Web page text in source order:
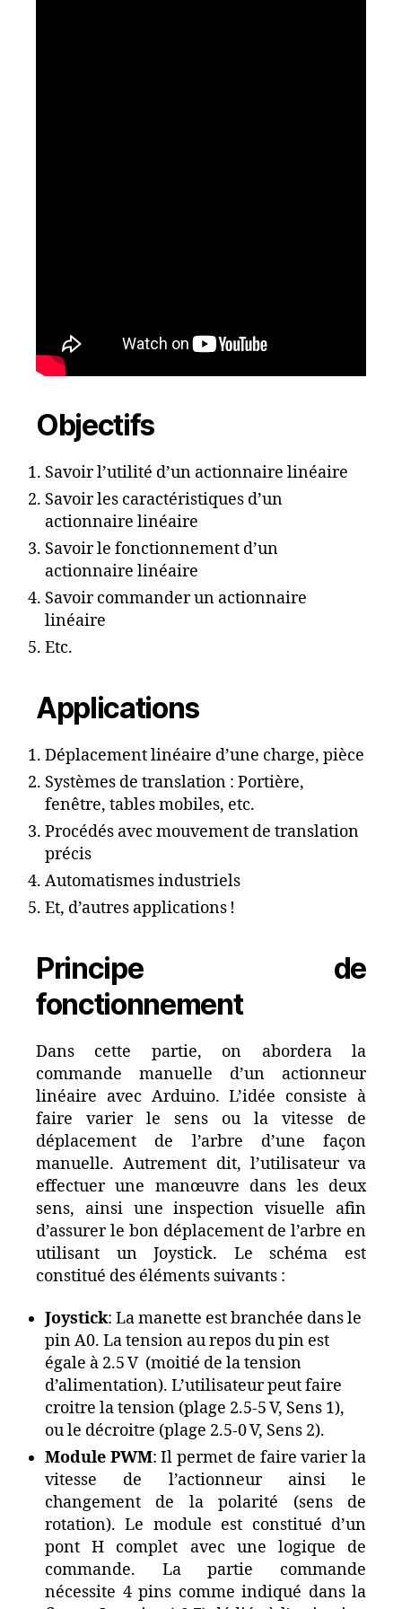
Objectifs
Savoir l’utilité d’un actionnaire linéaire
Savoir les caractéristiques d’un
actionnaire linéaire
Savoir le fonctionnement d’un
actionnaire linéaire
Savoir commander un actionnaire
linéaire
Etc.
Applications
Déplacement linéaire d’une charge, pièce
Systèmes de translation : Portière,
fenêtre, tables mobiles, etc.
Procédés avec mouvement de translation
précis
Automatismes industriels
Et, d’autres applications !
Principe de
fonctionnement
Dans cette partie, on abordera la
commande manuelle d’un actionneur
linéaire avec Arduino. L’idée consiste à
faire varier le sens ou la vitesse de
déplacement de l’arbre d’une façon
manuelle. Autrement dit, l’utilisateur va
effectuer une manœuvre dans les deux
sens, ainsi une inspection visuelle afin
d’assurer le bon déplacement de l’arbre en
utilisant un Joystick. Le schéma est
constitué des éléments suivants :
Joystick: La manette est branchée dans le
pin A0. La tension au repos du pin est
égale à 2.5 V (moitié de la tension
d’alimentation). L’utilisateur peut faire
croitre la tension (plage 2.5-5 V, Sens 1),
ou le décroitre (plage 2.5-0 V, Sens 2).
Module PWM: Il permet de faire varier la
vitesse de l’actionneur ainsi le
changement de la polarité (sens de
rotation). Le module est constitué d’un
pont H complet avec une logique de
commande. La partie commande
nécessite 4 pins comme indiqué dans la